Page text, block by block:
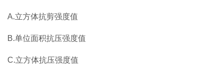
A.立方体抗剪强度值
B.单位面积抗压强度值
C.立方体抗压强度值